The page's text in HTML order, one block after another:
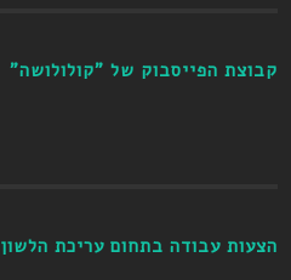
קבוצת הפייסבוק של "קולולושה"
הצעות עבודה בתחום עריכת הלשון